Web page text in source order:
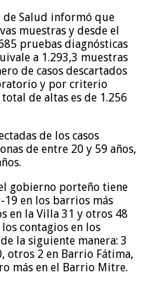
Salud informó que
muestras y desde el
pruebas diagnósticas
a 1.293,3 muestras
de casos descartados
y por criterio
de altas es de 1.256
de los casos
de entre 20 y 59 años,
gobierno porteño tiene
19 en los barrios más
en la Villa 31 y otros 48
contagios en los
la siguiente manera: 3
otros 2 en Barrio Fátima,
más en el Barrio Mitre.